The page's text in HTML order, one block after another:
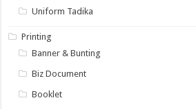
Uniform Tadika
Printing
Banner & Bunting
Biz Document
Booklet